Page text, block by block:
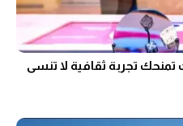
تجربة ثقافية لا تنسى